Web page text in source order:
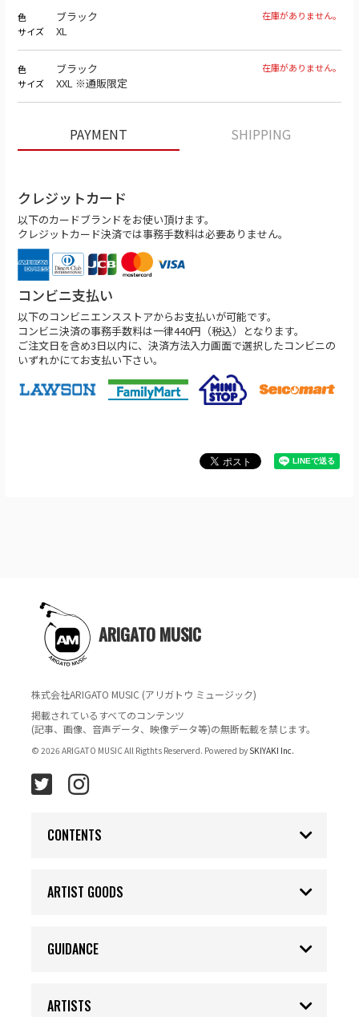
色 ブラック
サイズ XL
在庫がありません。
色 ブラック
サイズ XXL ※通販限定
在庫がありません。
PAYMENT SHIPPING
クレジットカード
以下のカードブランドをお使い頂けます。
クレジットカード決済では事務手数料は必要ありません。
コンビニ支払い
以下のコンビニエンスストアからお支払いが可能です。
コンビニ決済の事務手数料は一律440円（税込）となります。
ご注文日を含め3日以内に、決済方法入力画面で選択したコンビニの
いずれかにてお支払い下さい。
ARIGATO MUSIC
株式会社ARIGATO MUSIC (アリガトウ ミュージック)
掲載されているすべてのコンテンツ
(記事、画像、音声データ、映像データ等)の無断転載を禁じます。
© 2026 ARIGATO MUSIC All Rigthts Reserverd. Powered by SKIYAKI Inc.
CONTENTS
ARTIST GOODS
GUIDANCE
ARTISTS